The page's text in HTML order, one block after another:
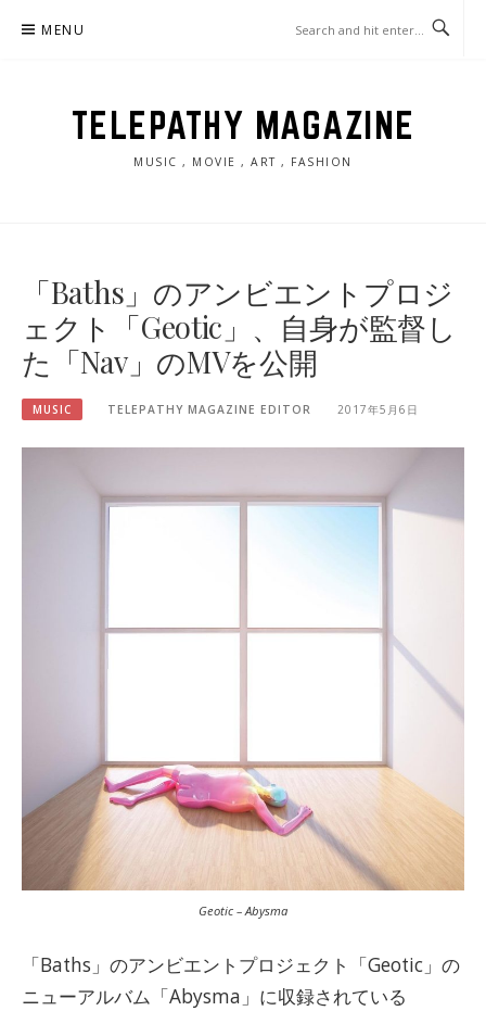
MENU
TELEPATHY MAGAZINE
MUSIC , MOVIE , ART , FASHION
「Baths」のアンビエントプロジ
ェクト「Geotic」、自身が監督し
た「Nav」のMVを公開
MUSIC TELEPATHY MAGAZINE EDITOR 2017年5月6日
Geotic – Abysma
「Baths」のアンビエントプロジェクト「Geotic」の
ニューアルバム「Abysma」に収録されている